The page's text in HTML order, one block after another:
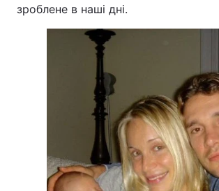
Тема оформлення
зроблене в наші дні.